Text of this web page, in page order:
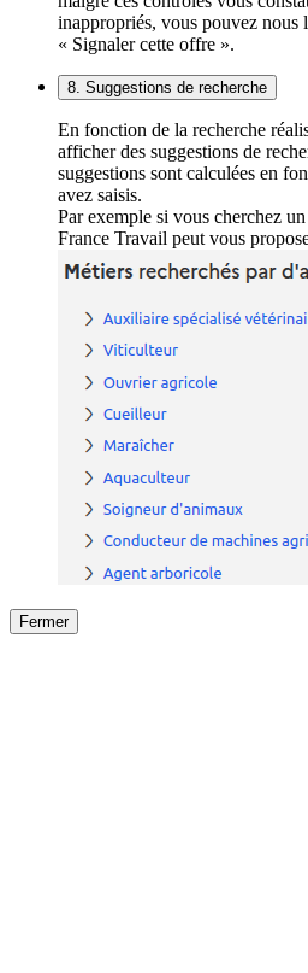
inappropriés, vous pouvez nous
« Signaler cette offre ».
8. Suggestions de recherche
En fonction de la recherche
afficher des suggestions de
suggestions sont calculées en
avez saisis.
Par exemple si vous cherchez
France Travail peut vous
Fermer